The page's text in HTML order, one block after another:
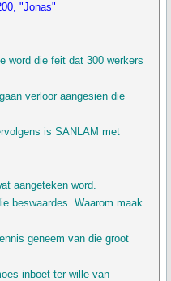
"Jonas"
word die feit dat 300 werkers
verloor aangesien die
is SANLAM met
aangeteken word.
beswaardes. Waarom maak
geneem van die groot
inboet ter wille van